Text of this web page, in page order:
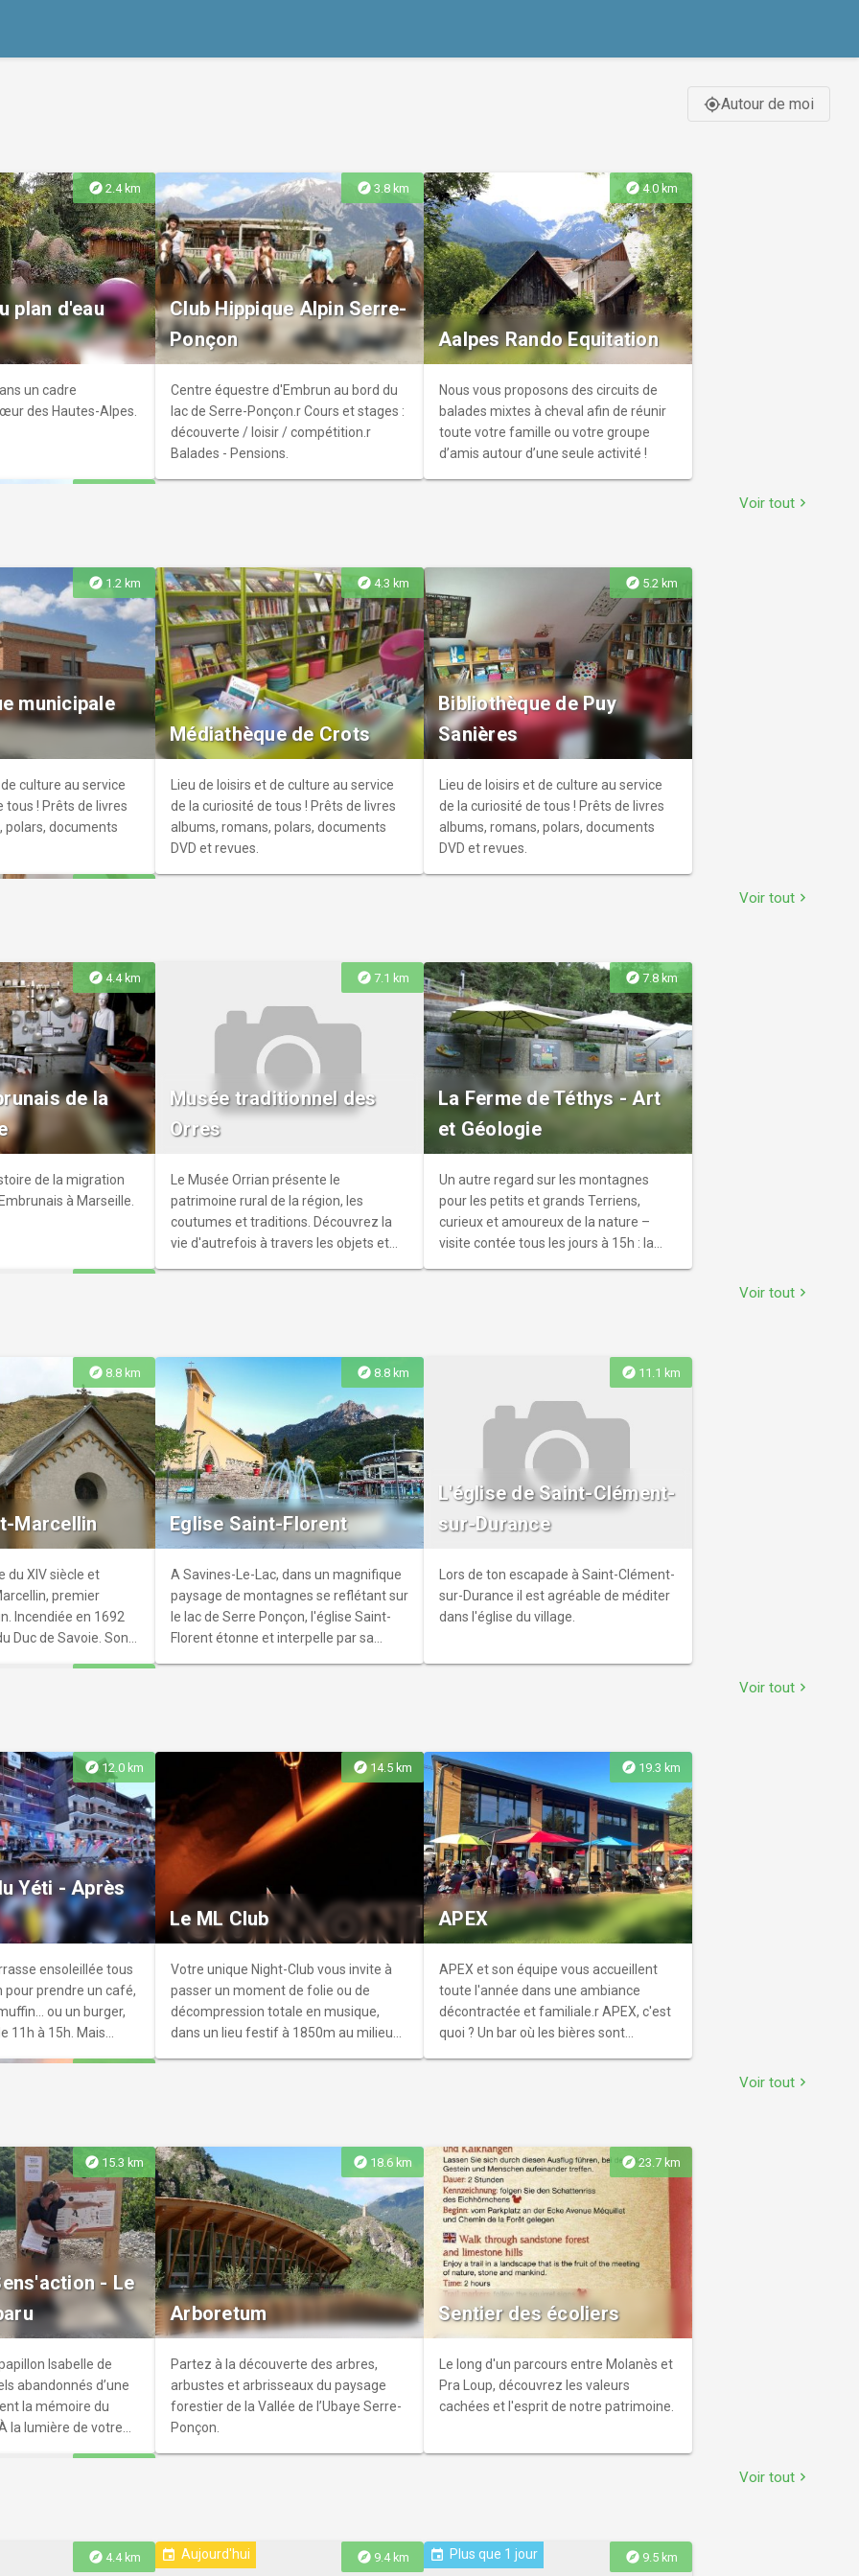
gps_fixedAutour de moi
explore 2.4 km
plan d'eau
un cadre
des Hautes-Alpes.
explore 3.8 km
Club Hippique Alpin Serre-
Ponçon
Centre équestre d'Embrun au bord du
lac de Serre-Ponçon.r Cours et stages :
découverte / loisir / compétition.r
Balades - Pensions.
explore4.0 km
Aalpes Rando Equitation
Nous vous proposons des circuits de
balades mixtes à cheval afin de réunir
toute votre famille ou votre groupe
d’amis autour d’une seule activité !
de la
du lac de Serre-
de la
cadre unique pour
de l’eau ».
Voir tout chevron_right
explore 1.2 km
municipale
de culture au service
tous ! Prêts de livres
polars, documents
explore 4.3 km
Médiathèque de Crots
Lieu de loisirs et de culture au service
de la curiosité de tous ! Prêts de livres
albums, romans, polars, documents
DVD et revues.
explore 5.2 km
Bibliothèque de Puy
Sanières
Lieu de loisirs et de culture au service
de la curiosité de tous ! Prêts de livres
albums, romans, polars, documents
DVD et revues.
des Orres
Orres, située dans
Chef-lieu, vous
moments lecture et
jeunesse, CD,
et Wifi. Un espace
agréable et
Voir tout chevron_right
explore 4.4 km
de la
de la migration
à Marseille.
explore 7.1 km
Musée traditionnel des
Orres
Le Musée Orrian présente le
patrimoine rural de la région, les
coutumes et traditions. Découvrez la
vie d'autrefois à travers les objets et
explore 7.8 km
La Ferme de Téthys - Art
et Géologie
Un autre regard sur les montagnes
pour les petits et grands Terriens,
curieux et amoureux de la nature –
visite contée tous les jours à 15h : la
et des
consacrée aux
de la Vallée révèle
savoir-faire que
en prélevant
son
Voir tout chevron_right
explore 8.8 km
Marcellin
du XIV siècle et
premier
Incendiée en 1692
Duc de Savoie. Son
explore 8.8 km
Eglise Saint-Florent
A Savines-Le-Lac, dans un magnifique
paysage de montagnes se reflétant sur
le lac de Serre Ponçon, l'église Saint-
Florent étonne et interpelle par sa
explore 11.1 km
L'église de Saint-Clément-
sur-Durance
Lors de ton escapade à Saint-Clément-
sur-Durance il est agréable de méditer
dans l'église du village.
Michel
rocheux (Le
la Durance,
loin, mais où est le
les maisons sont
clocher, pas à
Voir tout chevron_right
explore 12.0 km
Yéti - Après
ensoleillée tous
pour prendre un café,
ou un burger,
11h à 15h. Mais
explore 14.5 km
Le ML Club
Votre unique Night-Club vous invite à
passer un moment de folie ou de
décompression totale en musique,
dans un lieu festif à 1850m au milieu
explore 19.3 km
APEX
APEX et son équipe vous accueillent
toute l'année dans une ambiance
décontractée et familiale.r APEX, c'est
quoi ? Un bar où les bières sont
station, ambiance
animées.
Voir tout chevron_right
explore 15.3 km
- Le
Isabelle de
abandonnés d’une
la mémoire du
la lumière de votre
explore 18.6 km
Arboretum
Partez à la découverte des arbres,
arbustes et arbrisseaux du paysage
forestier de la Vallée de l’Ubaye Serre-
Ponçon.
explore23.7 km
Sentier des écoliers
Le long d'un parcours entre Molanès et
Pra Loup, découvrez les valeurs
cachées et l'esprit de notre patrimoine.
Voir tout chevron_right
explore 4.4 km explore 9.4 km
event Aujourd'hui explore 9.5 km
event Plus que 1 jour